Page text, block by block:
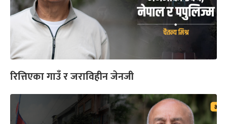
रित्तिएका गाउँ र जराविहीन जेनजी